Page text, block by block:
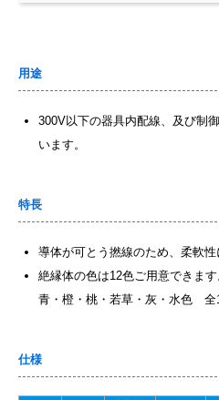
用途
300V以下の器具内配線、及び制
います。
特長
導体が可とう撚線のため、柔軟性
絶縁体の色は12色ご用意できま
青・橙・桃・若草・灰・水色 全
仕様